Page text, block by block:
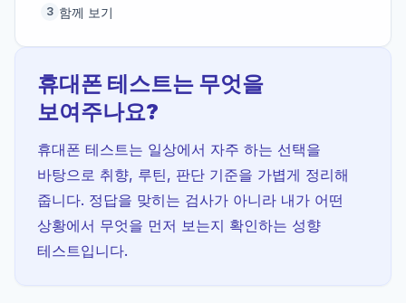
3 함께 보기
휴대폰 테스트는 무엇을
보여주나요?
휴대폰 테스트는 일상에서 자주 하는 선택을
바탕으로 취향, 루틴, 판단 기준을 가볍게 정리해
줍니다. 정답을 맞히는 검사가 아니라 내가 어떤
상황에서 무엇을 먼저 보는지 확인하는 성향
테스트입니다.